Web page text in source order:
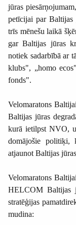
jūras
petīcijai par Baltijas
trīs mēnešu laikā
gar Baltijas jūras
notiek sadarbībā ar
klubs", „homo
fonds".
Velomaratons
Baltijas jūras
kurā ietilpst NVO,
domājošie politiķi,
atjaunot Baltijas
Velomaratons
HELCOM Baltijas
stratēģijas
mudina: